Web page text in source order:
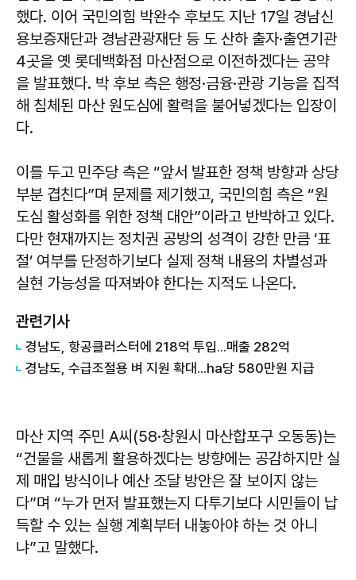
했다. 이어 국민의힘 박완수 후보도 지난 17일 경남신
용보증재단과 경남관광재단 등 도 산하 출자·출연기관
4곳을 옛 롯데백화점 마산점으로 이전하겠다는 공약
을 발표했다. 박 후보 측은 행정·금융·관광 기능을 집적
해 침체된 마산 원도심에 활력을 불어넣겠다는 입장이
다.
이를 두고 민주당 측은 “앞서 발표한 정책 방향과 상당
부분 겹친다”며 문제를 제기했고, 국민의힘 측은 “원
도심 활성화를 위한 정책 대안”이라고 반박하고 있다.
다만 현재까지는 정치권 공방의 성격이 강한 만큼 ‘표
절’ 여부를 단정하기보다 실제 정책 내용의 차별성과
실현 가능성을 따져봐야 한다는 지적도 나온다.
관련기사
경남도, 항공클러스터에 218억 투입...매출 282억
경남도, 수급조절용 벼 지원 확대...ha당 580만원 지급
마산 지역 주민 A씨(58·창원시 마산합포구 오동동)는
“건물을 새롭게 활용하겠다는 방향에는 공감하지만 실
제 매입 방식이나 예산 조달 방안은 잘 보이지 않는
다”며 “누가 먼저 발표했는지 다투기보다 시민들이 납
득할 수 있는 실행 계획부터 내놓아야 하는 것 아니
냐”고 말했다.